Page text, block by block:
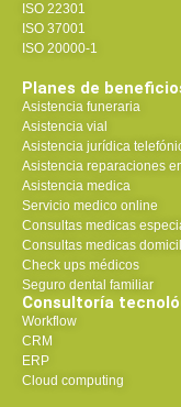
ISO 22301
ISO 37001
ISO 20000-1
Planes de
Asistencia funeraria
Asistencia vial
Asistencia jurídica
Asistencia reparaciones
Asistencia medica
Servicio medico online
Consultas medicas
Consultas medicas
Check ups médicos
Seguro dental familiar
Consultoría
Workflow
CRM
ERP
Cloud computing